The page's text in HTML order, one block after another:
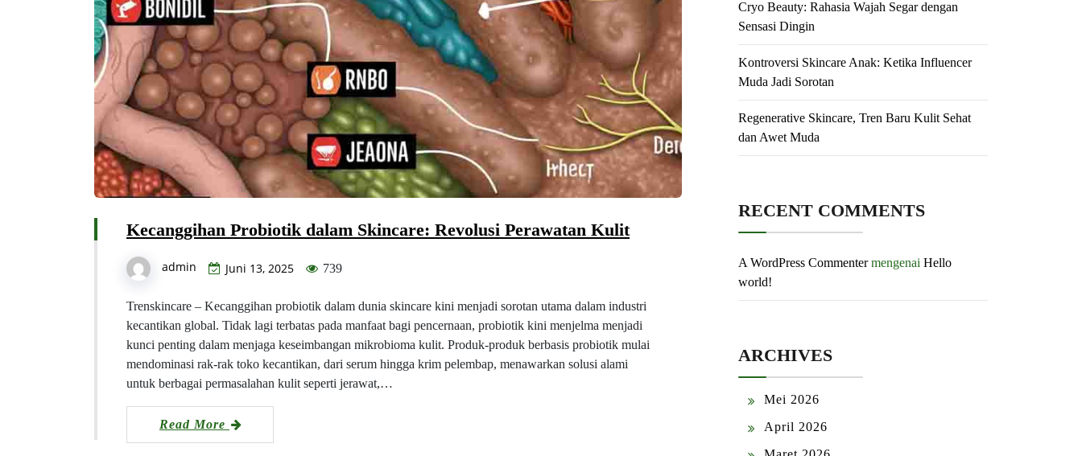
Kecanggihan Probiotik dalam Skincare: Revolusi Perawatan Kulit
admin Juni 13, 2025 739
Trenskincare – Kecanggihan probiotik dalam dunia skincare kini menjadi sorotan utama dalam industri
kecantikan global. Tidak lagi terbatas pada manfaat bagi pencernaan, probiotik kini menjelma menjadi
kunci penting dalam menjaga keseimbangan mikrobioma kulit. Produk-produk berbasis probiotik mulai
mendominasi rak-rak toko kecantikan, dari serum hingga krim pelembap, menawarkan solusi alami
untuk berbagai permasalahan kulit seperti jerawat,…
Read More
Cryo Beauty: Rahasia Wajah Segar dengan
Sensasi Dingin
Kontroversi Skincare Anak: Ketika Influencer
Muda Jadi Sorotan
Regenerative Skincare, Tren Baru Kulit Sehat
dan Awet Muda
RECENT COMMENTS
A WordPress Commentermengenai Hello
world!
ARCHIVES
Mei 2026
April 2026